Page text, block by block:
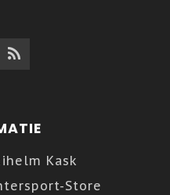
Kask
Store